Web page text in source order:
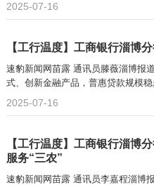
2025-07-16
【工行温度】工商银行淄博
速豹新闻网苗露 通讯员滕薇淄博报
式、创新金融产品，普惠贷款规模
2025-07-16
【工行温度】工商银行淄博
服务“三农”
速豹新闻网苗露 通讯员李嘉程淄博